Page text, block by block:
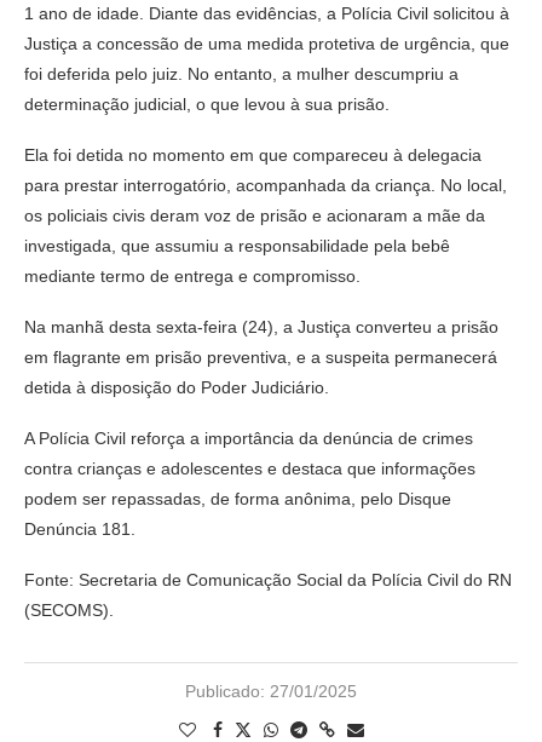
1 ano de idade. Diante das evidências, a Polícia Civil solicitou à
Justiça a concessão de uma medida protetiva de urgência, que
foi deferida pelo juiz. No entanto, a mulher descumpriu a
determinação judicial, o que levou à sua prisão.
Ela foi detida no momento em que compareceu à delegacia
para prestar interrogatório, acompanhada da criança. No local,
os policiais civis deram voz de prisão e acionaram a mãe da
investigada, que assumiu a responsabilidade pela bebê
mediante termo de entrega e compromisso.
Na manhã desta sexta-feira (24), a Justiça converteu a prisão
em flagrante em prisão preventiva, e a suspeita permanecerá
detida à disposição do Poder Judiciário.
A Polícia Civil reforça a importância da denúncia de crimes
contra crianças e adolescentes e destaca que informações
podem ser repassadas, de forma anônima, pelo Disque
Denúncia 181.
Fonte: Secretaria de Comunicação Social da Polícia Civil do RN
(SECOMS).
Publicado: 27/01/2025